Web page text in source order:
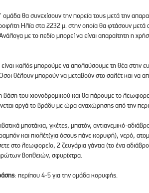
ομάδα θα συνεχίσουν την πορεία τους μετά την
Ηλία στα 2232 μ. στην οποία θα φτάσουν μετά
με το πεδίο μπορεί να είναι απαραίτητη η
καλός μπορούμε να απολαύσουμε τη θέα στην
θέλουν μπορούν να μεταβούν στο σαλέτ και να
βάση του χιονοδρομικού και θα πάρουμε το
αργά το βράδυ με ώρα αναχώρησης από την
μποτάκια, γκέτες, μπατόν, αντιανεμικό-
και πιολέτ(για όσους πάνε κορυφή), νερό,
στο λεωφορείο, 2 ζευγάρια γάντια (το ένα
βοηθειών, σφυρίχτρα.
: περίπου 4-5 για την ομάδα κορυφής.